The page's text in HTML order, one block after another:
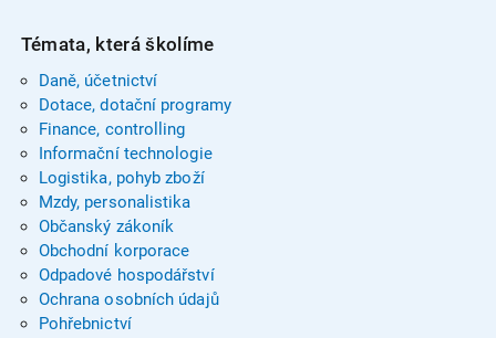
Témata, která školíme
Daně, účetnictví
Dotace, dotační programy
Finance, controlling
Informační technologie
Logistika, pohyb zboží
Mzdy, personalistika
Občanský zákoník
Obchodní korporace
Odpadové hospodářství
Ochrana osobních údajů
Pohřebnictví